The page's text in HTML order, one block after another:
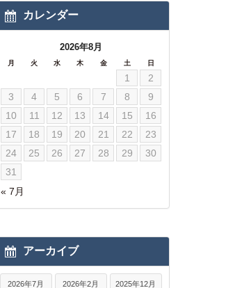
カレンダー
2026年8月
月 火 水 木 金 土 日
« 7月
1
2
3
4 5 6 7 8
9
10
11 12 13 14 15
16
17
18 19 20 21 22
23
24
25 26 27 28 29
30
31
アーカイブ
2026年7月 2026年2月 2025年12月